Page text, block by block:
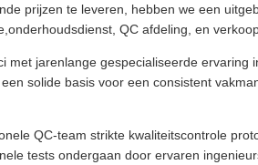
prijzen te leveren, hebben we een
QC afdeling, en
jarenlange gespecialiseerde ervaring
solide basis voor een consistent
QC-team strikte kwaliteitscontrole
tests ondergaan door ervaren